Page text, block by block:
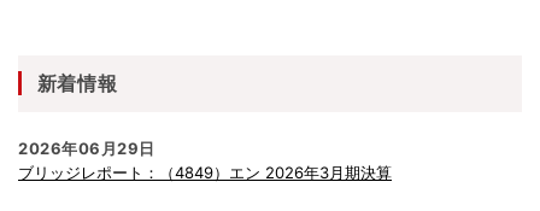
新着情報
2026年06月29日
ブリッジレポート：（4849）エン 2026年3月期決算